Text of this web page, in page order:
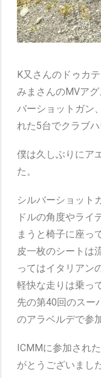
K又さんのドゥカ
みまさんのMVア
バーショットガン
れた5台でクラブ
僕は久しぶりにア
た。
シルバーショット
ドルの角度やライ
まうと椅子に座っ
皮一枚のシートは
ってはイタリアン
軽快な走りは乗っ
先の第40回のスー
のアラベルデで参
ICMMに参加され
がとうございました